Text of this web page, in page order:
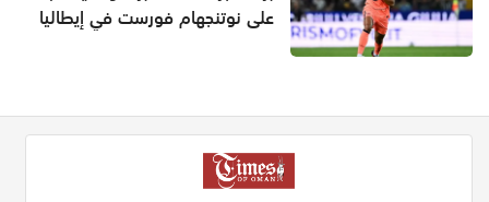
على نوتنجهام فورست في إيطاليا